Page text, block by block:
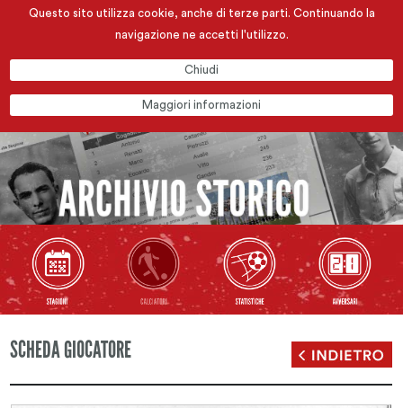
Questo sito utilizza cookie, anche di terze parti. Continuando la
navigazione ne accetti l'utilizzo.
Chiudi
Maggiori informazioni
SCHEDA GIOCATORE